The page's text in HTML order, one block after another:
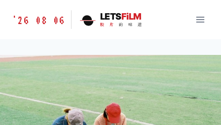
胶
味
道
'26 08 06 LETSFiLM
胶 片 的 味 道